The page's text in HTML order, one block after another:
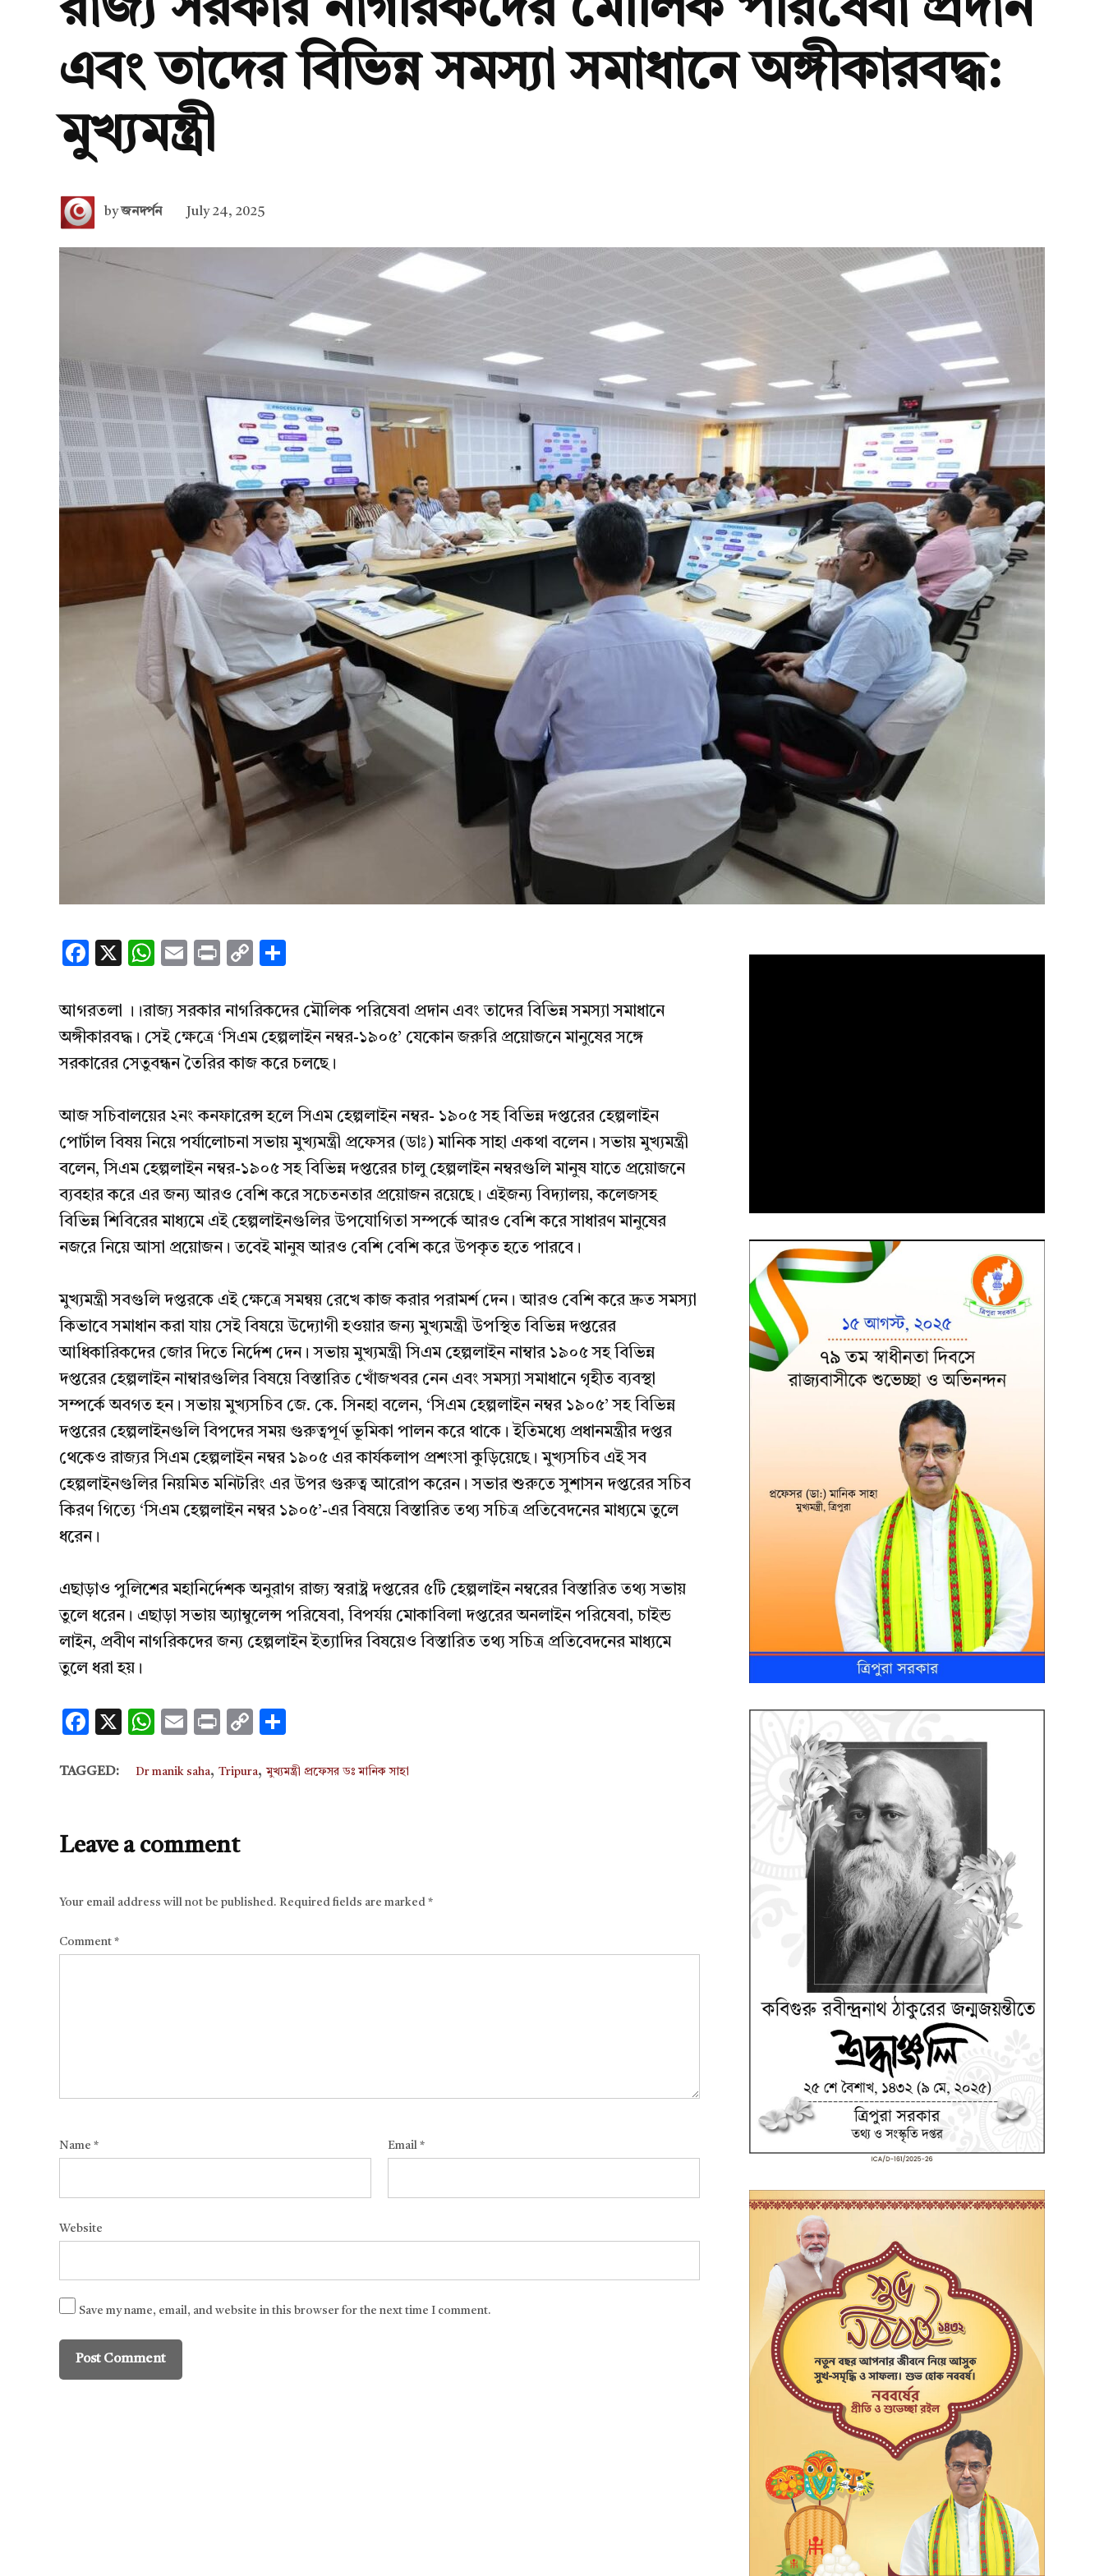
রাজ্য সরকার নাগরিকদের মৌলিক পরিষেবা প্রদান
এবং তাদের বিভিন্ন সমস্যা সমাধানে অঙ্গীকারবদ্ধ:
মুখ্যমন্ত্রী
byজনদর্পন July 24, 2025
Facebook
X WhatsApp
EmailPrintCopy
আগরতলা ।।রাজ্য সরকার নাগরিকদের মৌলিক পরিষেবা প্রদান এবং তাদের বিভিন্ন সমস্যা সমাধানে
অঙ্গীকারবদ্ধ। সেই ক্ষেত্রে ‘সিএম হেল্পলাইন নম্বর-১৯০৫’ যেকোন জরুরি প্রয়োজনে মানুষের সঙ্গে
সরকারের সেতুবন্ধন তৈরির কাজ করে চলছে।
আজ সচিবালয়ের ২নং কনফারেন্স হলে সিএম হেল্পলাইন নম্বর- ১৯০৫ সহ বিভিন্ন দপ্তরের হেল্পলাইন
পোর্টাল বিষয় নিয়ে পর্যালোচনা সভায় মুখ্যমন্ত্রী প্রফেসর (ডাঃ) মানিক সাহা একথা বলেন। সভায় মুখ্যমন্ত্রী
বলেন, সিএম হেল্পলাইন নম্বর-১৯০৫ সহ বিভিন্ন দপ্তরের চালু হেল্পলাইন নম্বরগুলি মানুষ যাতে প্রয়োজনে
ব্যবহার করে এর জন্য আরও বেশি করে সচেতনতার প্রয়োজন রয়েছে। এইজন্য বিদ্যালয়, কলেজসহ
বিভিন্ন শিবিরের মাধ্যমে এই হেল্পলাইনগুলির উপযোগিতা সম্পর্কে আরও বেশি করে সাধারণ মানুষের
নজরে নিয়ে আসা প্রয়োজন। তবেই মানুষ আরও বেশি বেশি করে উপকৃত হতে পারবে।
মুখ্যমন্ত্রী সবগুলি দপ্তরকে এই ক্ষেত্রে সমন্বয় রেখে কাজ করার পরামর্শ দেন। আরও বেশি করে দ্রুত সমস্যা
কিভাবে সমাধান করা যায় সেই বিষয়ে উদ্যোগী হওয়ার জন্য মুখ্যমন্ত্রী উপস্থিত বিভিন্ন দপ্তরের
আধিকারিকদের জোর দিতে নির্দেশ দেন। সভায় মুখ্যমন্ত্রী সিএম হেল্পলাইন নাম্বার ১৯০৫ সহ বিভিন্ন
দপ্তরের হেল্পলাইন নাম্বারগুলির বিষয়ে বিস্তারিত খোঁজখবর নেন এবং সমস্যা সমাধানে গৃহীত ব্যবস্থা
সম্পর্কে অবগত হন। সভায় মুখ্যসচিব জে. কে. সিনহা বলেন, ‘সিএম হেল্পলাইন নম্বর ১৯০৫’ সহ বিভিন্ন
দপ্তরের হেল্পলাইনগুলি বিপদের সময় গুরুত্বপূর্ণ ভূমিকা পালন করে থাকে। ইতিমধ্যে প্রধানমন্ত্রীর দপ্তর
থেকেও রাজ্যর সিএম হেল্পলাইন নম্বর ১৯০৫ এর কার্যকলাপ প্রশংসা কুড়িয়েছে। মুখ্যসচিব এই সব
হেল্পলাইনগুলির নিয়মিত মনিটরিং এর উপর গুরুত্ব আরোপ করেন। সভার শুরুতে সুশাসন দপ্তরের সচিব
কিরণ গিত্যে ‘সিএম হেল্পলাইন নম্বর ১৯০৫’-এর বিষয়ে বিস্তারিত তথ্য সচিত্র প্রতিবেদনের মাধ্যমে তুলে
ধরেন।
এছাড়াও পুলিশের মহানির্দেশক অনুরাগ রাজ্য স্বরাষ্ট্র দপ্তরের ৫টি হেল্পলাইন নম্বরের বিস্তারিত তথ্য সভায়
তুলে ধরেন। এছাড়া সভায় অ্যাম্বুলেন্স পরিষেবা, বিপর্যয় মোকাবিলা দপ্তরের অনলাইন পরিষেবা, চাইন্ড
লাইন, প্রবীণ নাগরিকদের জন্য হেল্পলাইন ইত্যাদির বিষয়েও বিস্তারিত তথ্য সচিত্র প্রতিবেদনের মাধ্যমে
তুলে ধরা হয়।
Facebook
X WhatsApp
EmailPrintCopy
TAGGED: Dr manik saha, Tripura,মুখ্যমন্ত্রী প্রফেসর ডঃ মানিক সাহা
Leave a comment
Your email address will not be published. Required fields are marked *
Comment *
Name * Email *
Website
Save my name, email, and website in this browser for the next time I comment.